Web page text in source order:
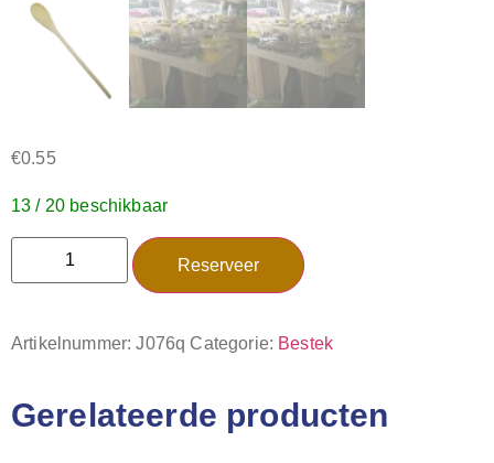
€0.55
13 / 20 beschikbaar
Reserveer
Artikelnummer:J076q Categorie: Bestek
Gerelateerde producten